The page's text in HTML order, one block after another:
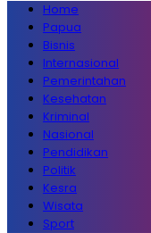
Home
Papua
Bisnis
Internasional
Pemerintahan
Kesehatan
Kriminal
Nasional
Pendidikan
Politik
Kesra
Wisata
Sport